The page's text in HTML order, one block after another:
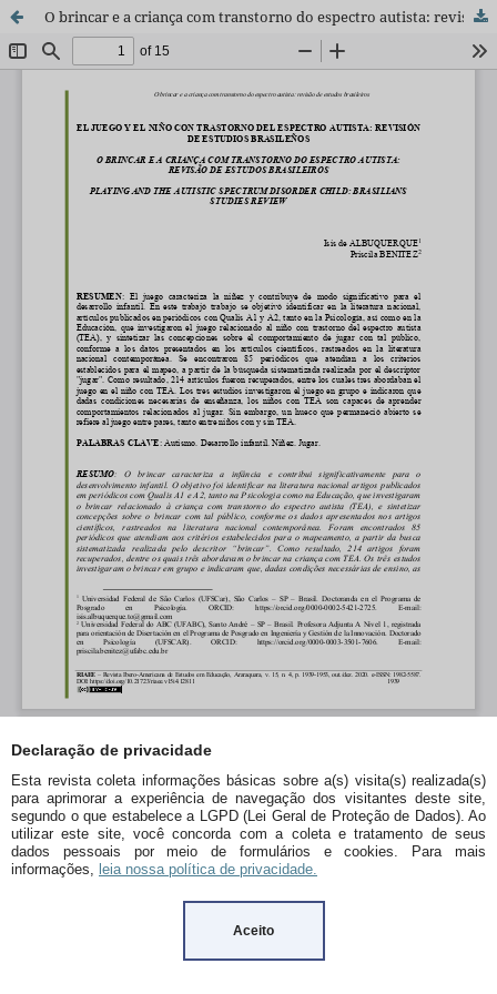
Declaração de privacidade
Esta revista coleta informações básicas sobre a(s) visita(s) realizada(s)
para aprimorar a experiência de navegação dos visitantes deste site,
segundo o que estabelece a LGPD (Lei Geral de Proteção de Dados). Ao
utilizar este site, você concorda com a coleta e tratamento de seus
dados pessoais por meio de formulários e cookies. Para mais
informações, leia nossa política de privacidade.
Aceito
O brincar e a criança com transtorno do espectro autista: revisão de estudos brasileiros